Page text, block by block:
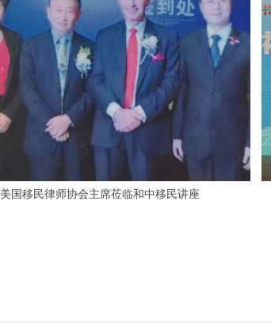
美国移民律师协会主席莅临和中移民讲座